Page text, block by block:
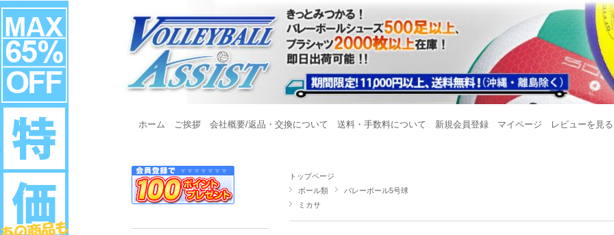
ホーム ご挨拶 会社概要/返品・交換について 送料・手数料について 新規会員登録 マイページ レビューを見る
トップページ
ボール類
バレーボール5号球
ミカサ